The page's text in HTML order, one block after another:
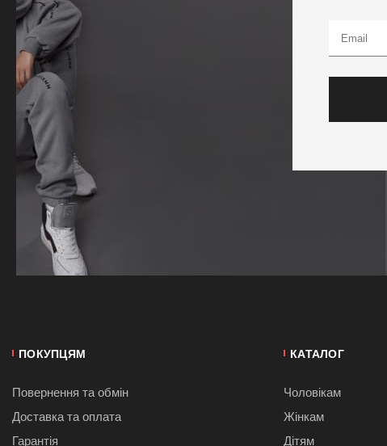
ПОКУПЦЯМ
Повернення та обмін
Доставка та оплата
Гарантія
КАТАЛОГ
Чоловікам
Жінкам
Дітям